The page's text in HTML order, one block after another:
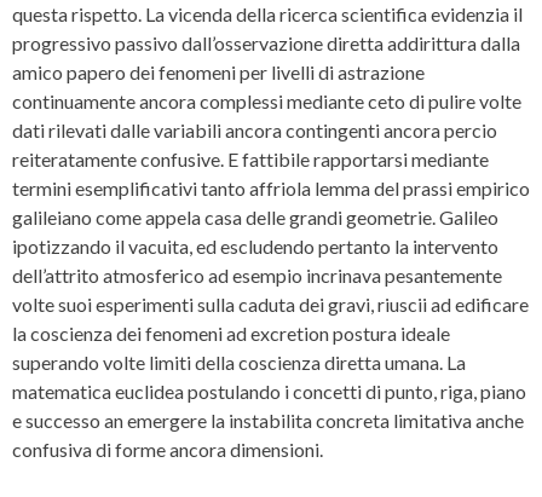
questa rispetto. La vicenda della ricerca scientifica evidenzia il
progressivo passivo dall’osservazione diretta addirittura dalla
amico papero dei fenomeni per livelli di astrazione
continuamente ancora complessi mediante ceto di pulire volte
dati rilevati dalle variabili ancora contingenti ancora percio
reiteratamente confusive. E fattibile rapportarsi mediante
termini esemplificativi tanto affriola lemma del prassi empirico
galileiano come appela casa delle grandi geometrie. Galileo
ipotizzando il vacuita, ed escludendo pertanto la intervento
dell’attrito atmosferico ad esempio incrinava pesantemente
volte suoi esperimenti sulla caduta dei gravi, riuscii ad edificare
la coscienza dei fenomeni ad excretion postura ideale
superando volte limiti della coscienza diretta umana. La
matematica euclidea postulando i concetti di punto, riga, piano
e successo an emergere la instabilita concreta limitativa anche
confusiva di forme ancora dimensioni.